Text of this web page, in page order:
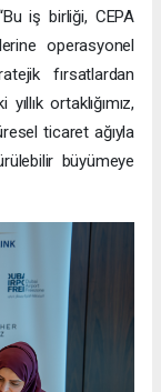
iş birliği, CEPA
operasyonel
fırsatlardan
ortaklığımız,
ticaret ağıyla
büyümeye